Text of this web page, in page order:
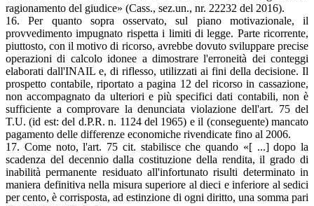
ragionamento del giudice» (Cass., sez.un., nr. 22232 del 2016).
16. Per quanto sopra osservato, sul piano motivazionale, il
provvedimento impugnato rispetta i limiti di legge. Parte ricorrente,
piuttosto, con il motivo di ricorso, avrebbe dovuto sviluppare precise
operazioni di calcolo idonee a dimostrare l'erroneità dei conteggi
elaborati dall'INAIL e, di riflesso, utilizzati ai fini della decisione. Il
prospetto contabile, riportato a pagina 12 del ricorso in cassazione,
non accompagnato da ulteriori e più specifici dati contabili, non è
sufficiente a comprovare la denunciata violazione dell'art. 75 del
T.U. (id est: del d.P.R. n. 1124 del 1965) e il (conseguente) mancato
pagamento delle differenze economiche rivendicate fino al 2006.
17. Come noto, l'art. 75 cit. stabilisce che quando «[ ...] dopo la
scadenza del decennio dalla costituzione della rendita, il grado di
inabilità permanente residuato all'infortunato risulti determinato in
maniera definitiva nella misura superiore al dieci e inferiore al sedici
per cento, è corrisposta, ad estinzione di ogni diritto, una somma pari